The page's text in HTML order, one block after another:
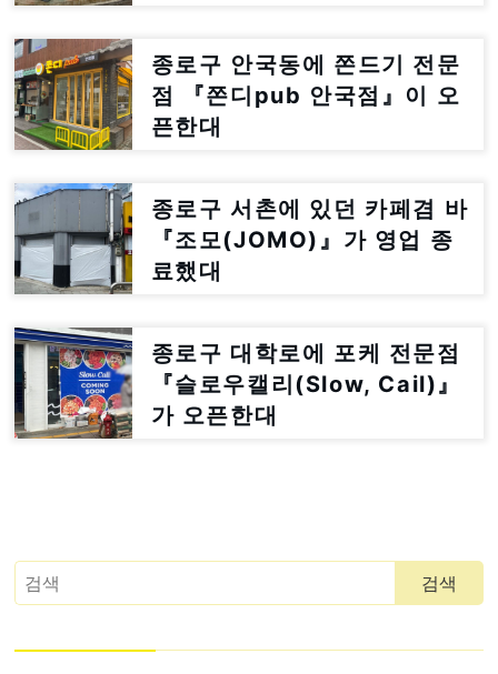
종로구 안국동에 쫀드기 전문
점 『쫀디pub 안국점』이 오
픈한대
종로구 서촌에 있던 카페겸 바
『조모(JOMO)』가 영업 종
료했대
종로구 대학로에 포케 전문점
『슬로우캘리(Slow, Cail)』
가 오픈한대